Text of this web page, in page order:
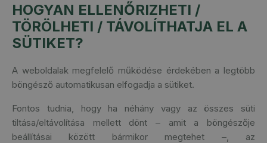
HOGYAN ELLENŐRIZHETI /
TÖRÖLHETI / TÁVOLÍTHATJA EL A
SÜTIKET?
A weboldalak megfelelő működése érdekében a legtöbb
böngésző automatikusan elfogadja a sütiket.
Fontos tudnia, hogy ha néhány vagy az összes süti
tiltása/eltávolítása mellett dönt – amit a böngészője
beállításai között bármikor megtehet –, az